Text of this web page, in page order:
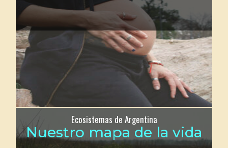
Ecosistemas de Argentina
Nuestro mapa de la vida